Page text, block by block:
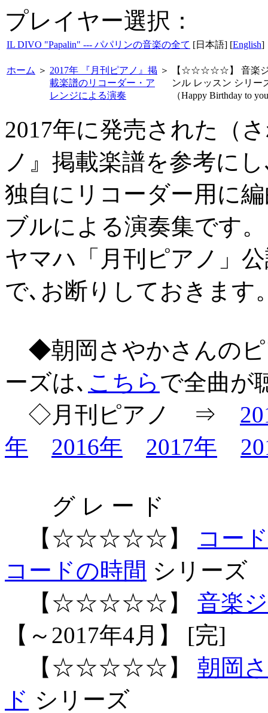
プレイヤー選択：
IL DIVO "Papalin" --- パパリンの音楽の全て [日本語] [English]
ホーム ＞ 2017年 『月刊ピアノ』掲
載楽譜のリコーダー・ア
レンジによる演奏
＞
【☆☆☆☆☆】 音楽
ンル レッスン シリー
（Happy Birthday to
2017年に発売された（
ノ』掲載楽譜を参考にし
独自にリコーダー用に
ブルによる演奏集です。
ヤマハ「月刊ピアノ」
で､お断りしておきます
◆朝岡さやかさんのピ
ーズは､ こちら で全曲が
◇月刊ピアノ ⇒
年
2016年 2017年
グ レ ー ド
【☆☆☆☆☆】
コー
コードの時間 シリーズ
【☆☆☆☆☆】 音楽
【～2017年4月】 [完]
【☆☆☆☆☆】 朝岡
ド シリーズ